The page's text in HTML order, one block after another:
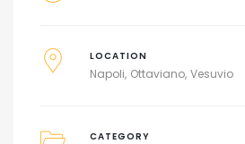
LOCATION
Napoli Ottaviano Vesuvio
CATEGORY